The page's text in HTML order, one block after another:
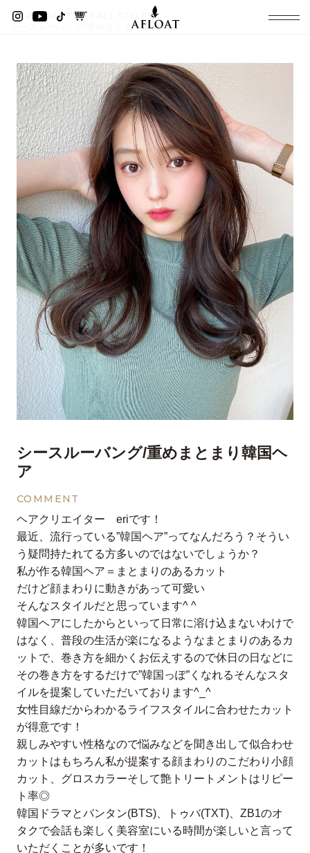
AFLOAT TOP
ALL STYLES
シースルーバング/重めまとまり韓国ヘア
シースルーバング/重めまとまり韓国ヘ
ア
COMMENT
ヘアクリエイター eriです！
最近、流行っている”韓国ヘア”ってなんだろう？そうい
う疑問持たれてる方多いのではないでしょうか？
私が作る韓国ヘア＝まとまりのあるカット
だけど顔まわりに動きがあって可愛い
そんなスタイルだと思っています^ ^
韓国ヘアにしたからといって日常に溶け込まないわけで
はなく、普段の生活が楽になるようなまとまりのあるカ
ットで、巻き方を細かくお伝えするので休日の日などに
その巻き方をするだけで”韓国っぽ”くなれるそんなスタ
イルを提案していただいております^_^
女性目線だからわかるライフスタイルに合わせたカット
が得意です！
親しみやすい性格なので悩みなどを聞き出して似合わせ
カットはもちろん私が提案する顔まわりのこだわり小顔
カット、グロスカラーそして艶トリートメントはリピー
ト率◎
韓国ドラマとバンタン(BTS)、トゥバ(TXT)、ZB1のオ
タクで会話も楽しく美容室にいる時間が楽しいと言って
いただくことが多いです！